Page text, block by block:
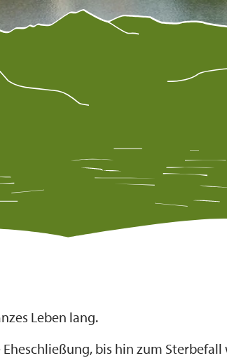
Leben lang.
bis hin zum Sterbefall